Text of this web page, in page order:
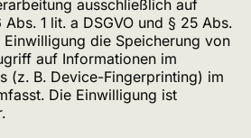
ausschließlich auf
1 lit. a DSGVO und § 25 Abs.
Einwilligung die Speicherung von
auf Informationen im
(z. B. Device-Fingerprinting) im
Die Einwilligung ist